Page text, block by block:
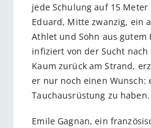
jede Schulung auf 15
Eduard, Mitte zwanzig, ein
Athlet und Sohn aus gutem
infiziert von der Sucht nach
Kaum zurück am Strand,
er nur noch einen Wunsch:
Tauchausrüstung zu haben.
Emile Gagnan, ein